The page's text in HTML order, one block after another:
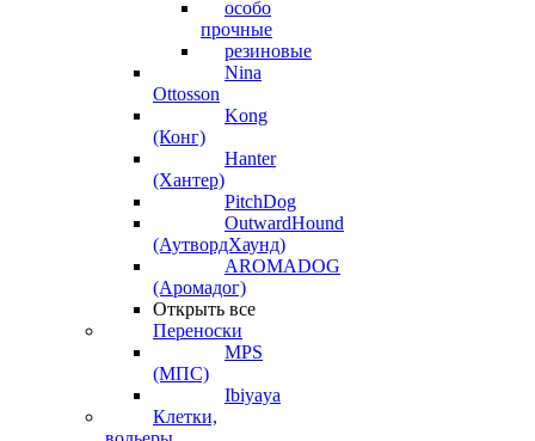
особо
прочные
резиновые
Nina
Ottosson
Kong
(Конг)
Hanter
(Хантер)
PitchDog
OutwardHound
(АутвордХаунд)
AROMADOG
(Аромадог)
Открыть все
Переноски
MPS
(МПС)
Ibiyaya
Клетки,